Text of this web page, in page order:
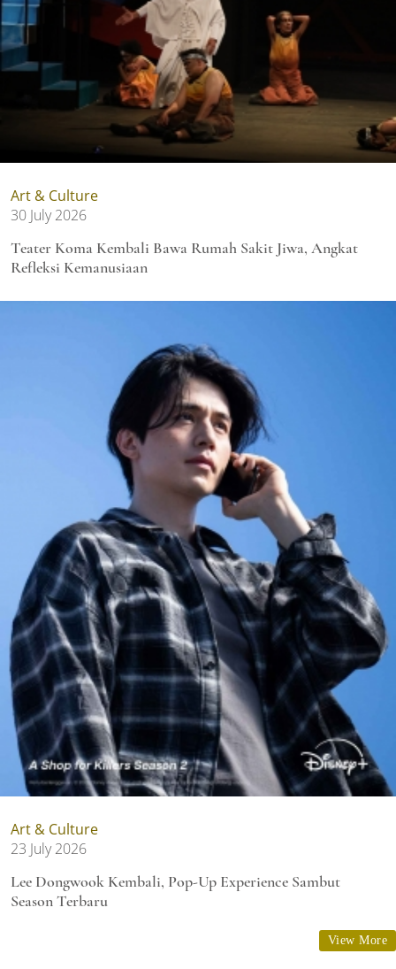
Art & Culture
30 July 2026
Teater Koma Kembali Bawa Rumah Sakit Jiwa, Angkat
Refleksi Kemanusiaan
Art & Culture
23 July 2026
Lee Dongwook Kembali, Pop-Up Experience Sambut
Season Terbaru
View More